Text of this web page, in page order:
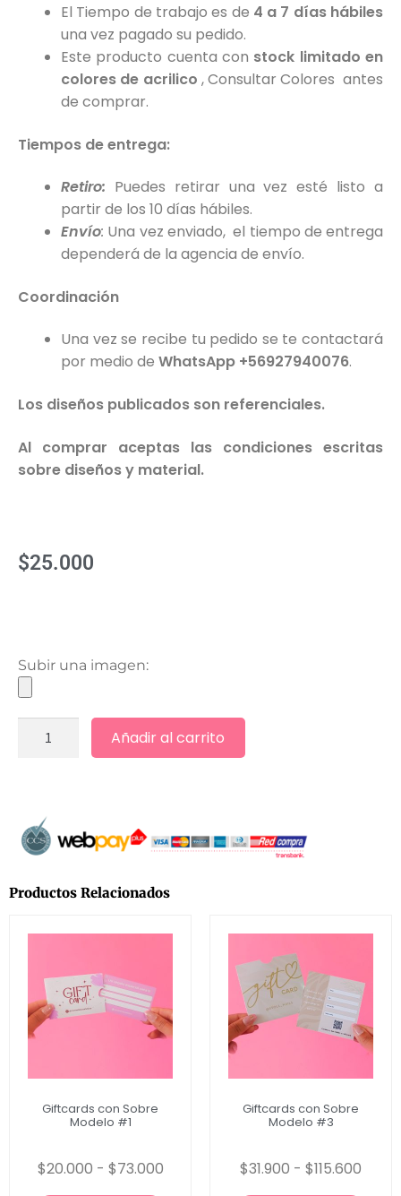
El Tiempo de trabajo es de 4 a 7 días hábiles
una vez pagado su pedido.
Este producto cuenta con stock limitado en
colores de acrilico , Consultar Colores antes
de comprar.
Tiempos de entrega:
Retiro: Puedes retirar una vez esté listo a
partir de los 10 días hábiles.
Envío: Una vez enviado, el tiempo de entrega
dependerá de la agencia de envío.
Coordinación
Una vez se recibe tu pedido se te contactará
por medio de WhatsApp +56927940076.
Los diseños publicados son referenciales.
Al comprar aceptas las condiciones escritas
sobre diseños y material.
$25.000
Subir una imagen:
Añadir al carrito
Productos Relacionados
Giftcards con Sobre
Modelo #1
$20.000 - $73.000
Giftcards con Sobre
Modelo #3
$31.900 - $115.600